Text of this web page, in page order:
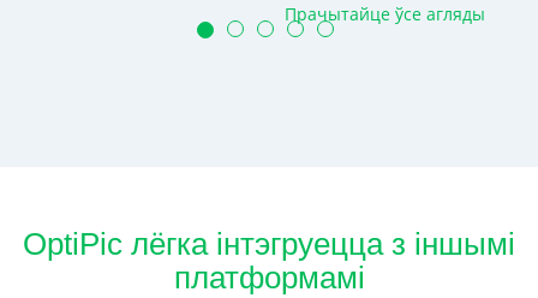
Прачытайце ўсе агляды
OptiPic лёгка інтэгруецца з іншымі
платформамі